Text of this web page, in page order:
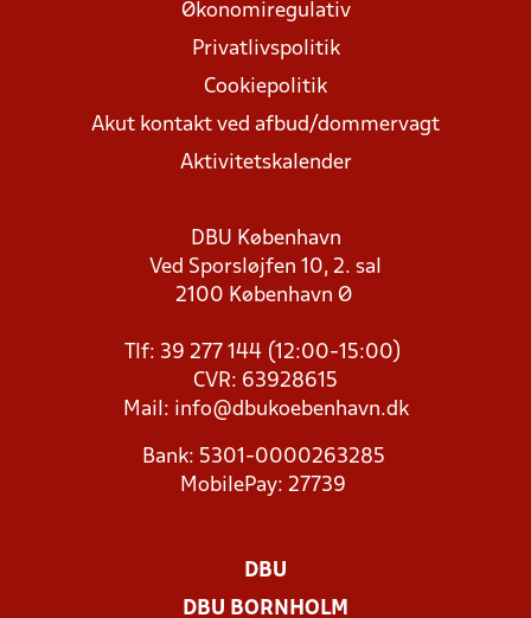
Økonomiregulativ
Privatlivspolitik
Cookiepolitik
Akut kontakt ved afbud/dommervagt
Aktivitetskalender
DBU København
Ved Sporsløjfen 10, 2. sal
2100 København Ø
Tlf: 39 277 144 (12:00-15:00)
CVR: 63928615
Mail: info@dbukoebenhavn.dk
Bank: 5301-0000263285
MobilePay: 27739
DBU
DBU BORNHOLM